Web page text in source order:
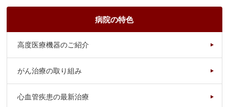
病院の特色
高度医療機器のご紹介
がん治療の取り組み
心血管疾患の最新治療